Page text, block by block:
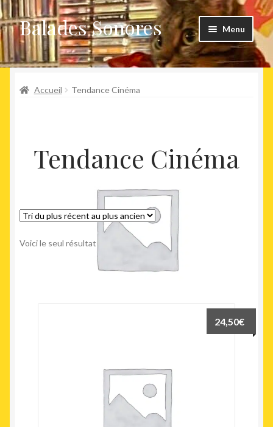
Aller
à
la
navigation
Aller
au
contenu
Balades Sonores Menu
Boutique
Nouveaux arrivages
Agenda
Accueil Tendance Cinéma
Tendance Cinéma
Voici le seul résultat
24,50€